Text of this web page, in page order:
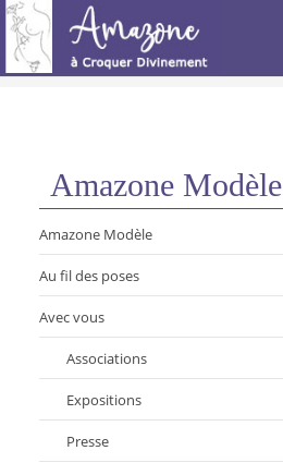
Amazone Modèle
Amazone Modèle
Au fil des poses
Avec vous
Associations
Expositions
Presse